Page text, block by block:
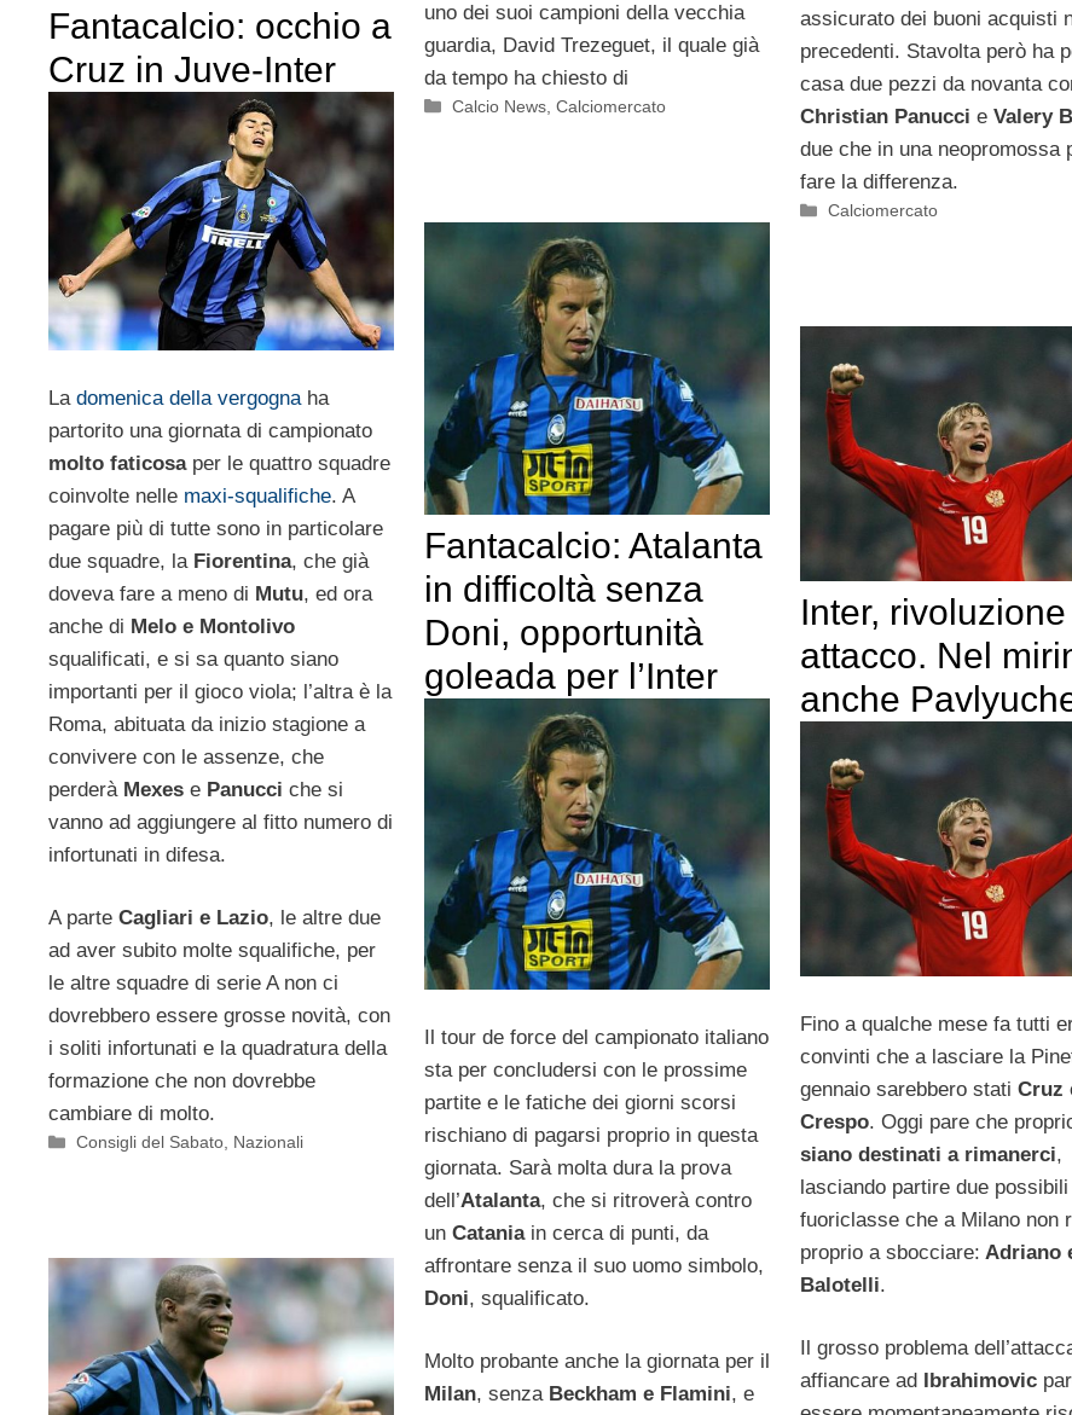
assicurato dei buoni acquisti
precedenti. Stavolta però ha
casa due pezzi da novanta
Christian Panucci e Valery
due che in una neopromossa
fare la differenza.
Categorie
Calciomercato
uno dei suoi campioni della vecchia
guardia, David Trezeguet, il quale già
da tempo ha chiesto di
Categorie
Calcio News ,Calciomercato
Fantacalcio: occhio a
Cruz in Juve-Inter
La domenica della vergogna ha
partorito una giornata di campionato
molto faticosaper le quattro squadre
coinvolte nelle maxi-squalifiche. A
pagare più di tutte sono in particolare
due squadre, la Fiorentina, che già
doveva fare a meno di Mutu, ed ora
anche di Melo e Montolivo
squalificati, e si sa quanto siano
importanti per il gioco viola; l’altra è la
Roma, abituata da inizio stagione a
convivere con le assenze, che
perderà Mexes e Panucci che si
vanno ad aggiungere al fitto numero di
infortunati in difesa.
A parte Cagliari e Lazio, le altre due
ad aver subito molte squalifiche, per
le altre squadre di serie A non ci
dovrebbero essere grosse novità, con
i soliti infortunati e la quadratura della
formazione che non dovrebbe
cambiare di molto.
Categorie
Consigli del Sabato, Nazionali
Fantacalcio: Atalanta
in difficoltà senza
Doni, opportunità
goleada per l’Inter
Il tour de force del campionato italiano
sta per concludersi con le prossime
partite e le fatiche dei giorni scorsi
rischiano di pagarsi proprio in questa
giornata. Sarà molta dura la prova
dell’Atalanta, che si ritroverà contro
un Catania in cerca di punti, da
affrontare senza il suo uomo simbolo,
Doni, squalificato.
Molto probante anche la giornata per il
Milan, senza Beckham e Flamini, e
Inter,
attacco. Nel
anche
Fino a qualche mese fa tutti
convinti che a lasciare la
gennaio sarebbero stati Cruz
Crespo. Oggi pare che
siano destinati a rimanerci,
lasciando partire due possibili
fuoriclasse che a Milano non
proprio a sbocciare: Adriano
Balotelli.
Il grosso problema
affiancare ad
Ibrahimovic